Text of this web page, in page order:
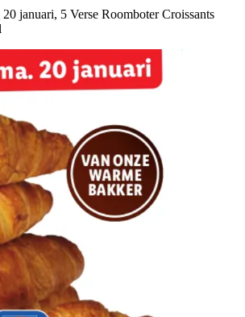
januari, 5 Verse Roomboter Croissants